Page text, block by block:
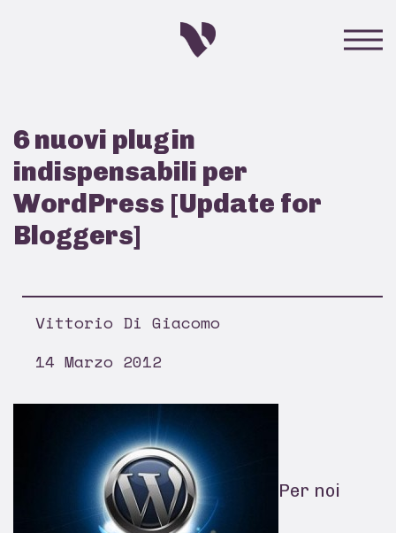
6 nuovi plugin
indispensabili per
WordPress [Update for
Bloggers]
Vittorio Di Giacomo
14 Marzo 2012
Per noi